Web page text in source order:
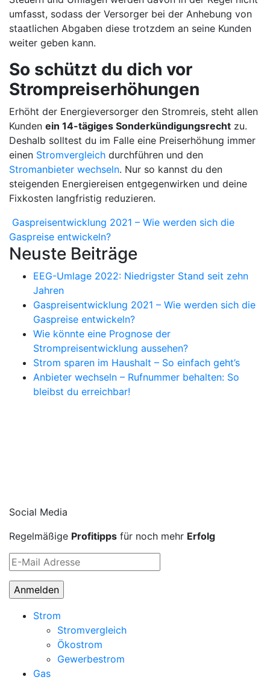
umfasst, sodass der Versorger bei der Anhebung von
staatlichen Abgaben diese trotzdem an seine Kunden
weiter geben kann.
So schützt du dich vor
Strompreiserhöhungen
Erhöht der Energieversorger den Stromreis, steht allen
Kunden ein 14-tägiges Sonderkündigungsrecht zu.
Deshalb solltest du im Falle eine Preiserhöhung immer
einen Stromvergleich durchführen und den
Stromanbieter wechseln. Nur so kannst du den
steigenden Energiereisen entgegenwirken und deine
Fixkosten langfristig reduzieren.
Beitrags-Navigation
Gaspreisentwicklung 2021 – Wie werden sich die
Gaspreise entwickeln?
Neuste Beiträge
EEG-Umlage 2022: Niedrigster Stand seit zehn
Jahren
Gaspreisentwicklung 2021 – Wie werden sich die
Gaspreise entwickeln?
Wie könnte eine Prognose der
Strompreisentwicklung aussehen?
Strom sparen im Haushalt – So einfach geht’s
Anbieter wechseln – Rufnummer behalten: So
bleibst du erreichbar!
Social Media
Regelmäßige Profitipps für noch mehr Erfolg
Strom
Stromvergleich
Ökostrom
Gewerbestrom
Gas